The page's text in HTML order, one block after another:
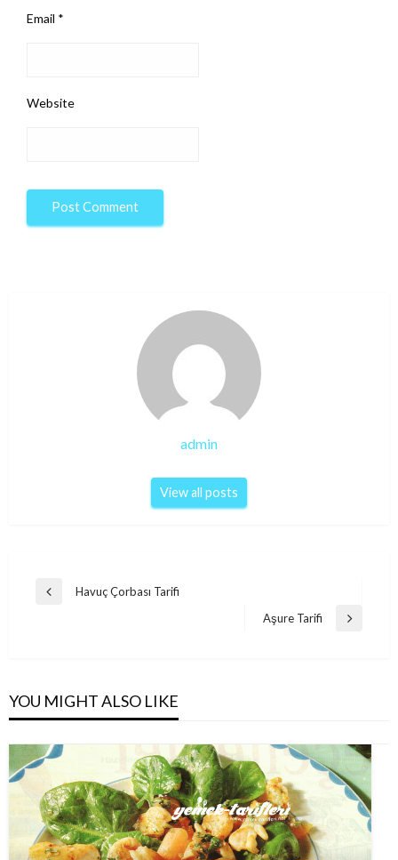
Email *
Website
admin
View all posts
Post
Previous
Havuç Çorbası Tarifi
Next
Aşure Tarifi
YOU MIGHT ALSO LIKE